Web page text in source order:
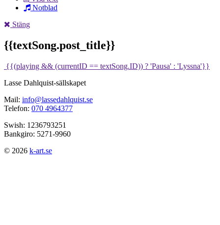
Notblad
Stäng
{{textSong.post_title}}
{{(playing && (currentID == textSong.ID)) ? 'Pausa' : 'Lyssna'}}
Lasse Dahlquist-sällskapet
Mail: info@lassedahlquist.se
Telefon: 070 4964377
Swish: 1236793251
Bankgiro: 5271-9960
© 2026 k-art.se